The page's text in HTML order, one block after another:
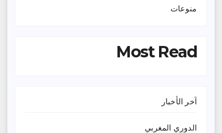
منوعات
Most Read
آخر الأخبار
الدوري المغربي